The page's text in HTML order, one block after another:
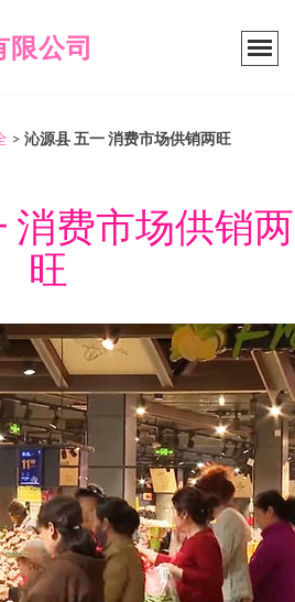
限公司
> 沁源县 五一 消费市场供销两旺
消费市场供销两
旺